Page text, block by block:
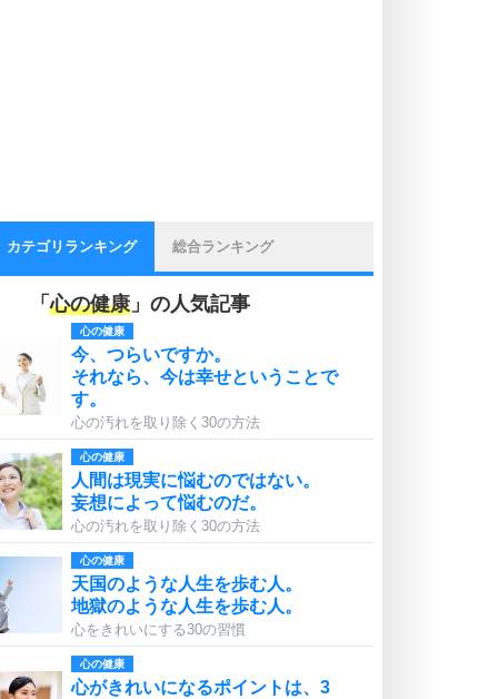
カテゴリランキング 総合ランキング
「心の健康」の人気記事
心の健康
今、つらいですか。
それなら、今は幸せということで
す。
心の汚れを取り除く30の方法
心の健康
人間は現実に悩むのではない。
妄想によって悩むのだ。
心の汚れを取り除く30の方法
心の健康
天国のような人生を歩む人。
地獄のような人生を歩む人。
心をきれいにする30の習慣
心の健康
心がきれいになるポイントは、3